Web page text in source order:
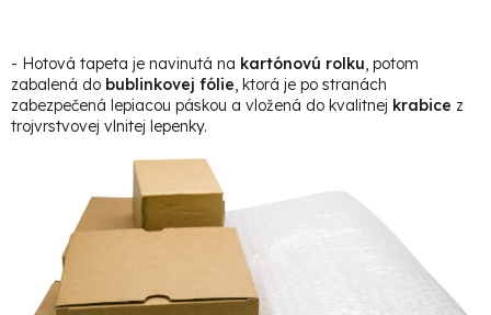
- Hotová tapeta je navinutá na kartónovú rolku, potom
zabalená do bublinkovej fólie, ktorá je po stranách
zabezpečená lepiacou páskou a vložená do kvalitnej krabice z
trojvrstvovej vlnitej lepenky.